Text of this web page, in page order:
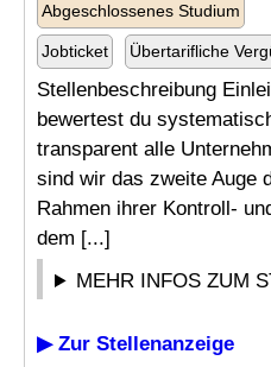
Abgeschlossenes Studium
Jobticket Übertarifliche
Stellenbeschreibung
bewertest du
transparent alle
sind wir das zweite Auge
Rahmen ihrer Kontroll-
dem [...]
MEHR INFOS ZUM
▶ Zur Stellenanzeige